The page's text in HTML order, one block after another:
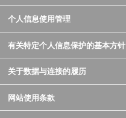
个人信息使用管理
有关特定个人信息保护的基本方针
关于数据与连接的履历
网站使用条款